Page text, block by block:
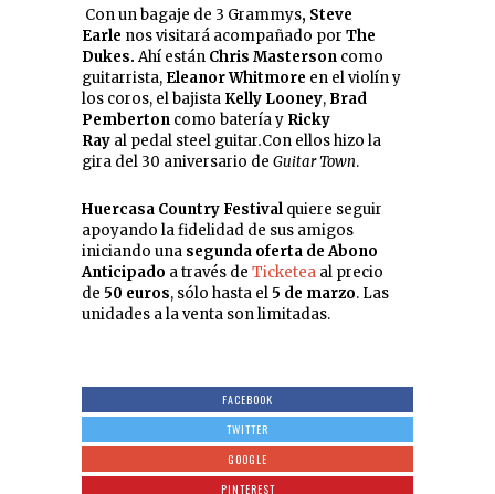
Con un bagaje de 3 Grammys, Steve
Earle nos visitará acompañado por The
Dukes. Ahí están Chris Masterson como
guitarrista, Eleanor Whitmore en el violín y
los coros, el bajista Kelly Looney, Brad
Pemberton como batería y Ricky
Ray al pedal steel guitar.Con ellos hizo la
gira del 30 aniversario de Guitar Town.
Huercasa Country Festival quiere seguir
apoyando la fidelidad de sus amigos
iniciando una segunda oferta de Abono
Anticipado a través de Ticketea al precio
de 50 euros, sólo hasta el 5 de marzo. Las
unidades a la venta son limitadas.
FACEBOOK
TWITTER
GOOGLE
PINTEREST